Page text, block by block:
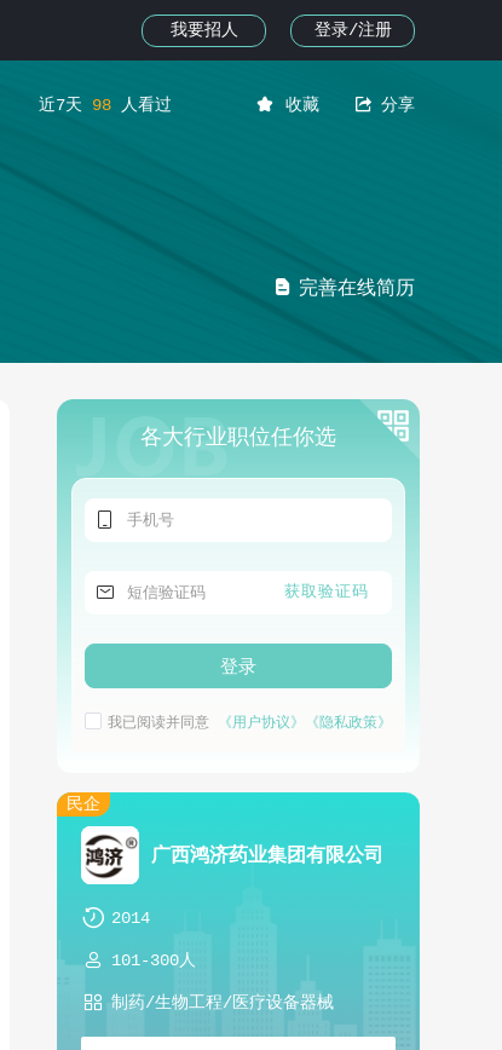
我要招人 登录/注册
近7天 98 人看过  收藏  分享
 完善在线简历
各大行业职位任你选

 获取验证码
登录
我已阅读并同意 《用户协议》 《隐私政策》
民企
广西鸿济药业集团有限公司
 2014
 101-300人
 制药/生物工程/医疗设备器械